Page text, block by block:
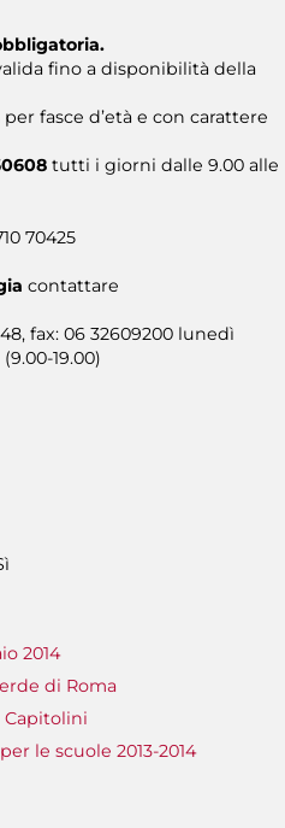
fino a disponibilità della
fasce d’età e con carattere
tutti i giorni dalle 9.00 alle
70425
contattare
fax: 06 32609200 lunedì
19.00)
2014
di Roma
Capitolini
le scuole 2013-2014